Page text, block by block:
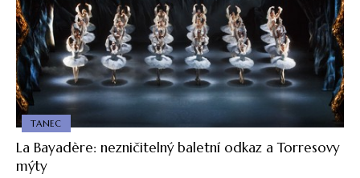
TANEC
La Bayadère: nezničitelný baletní odkaz a Torresovy
mýty